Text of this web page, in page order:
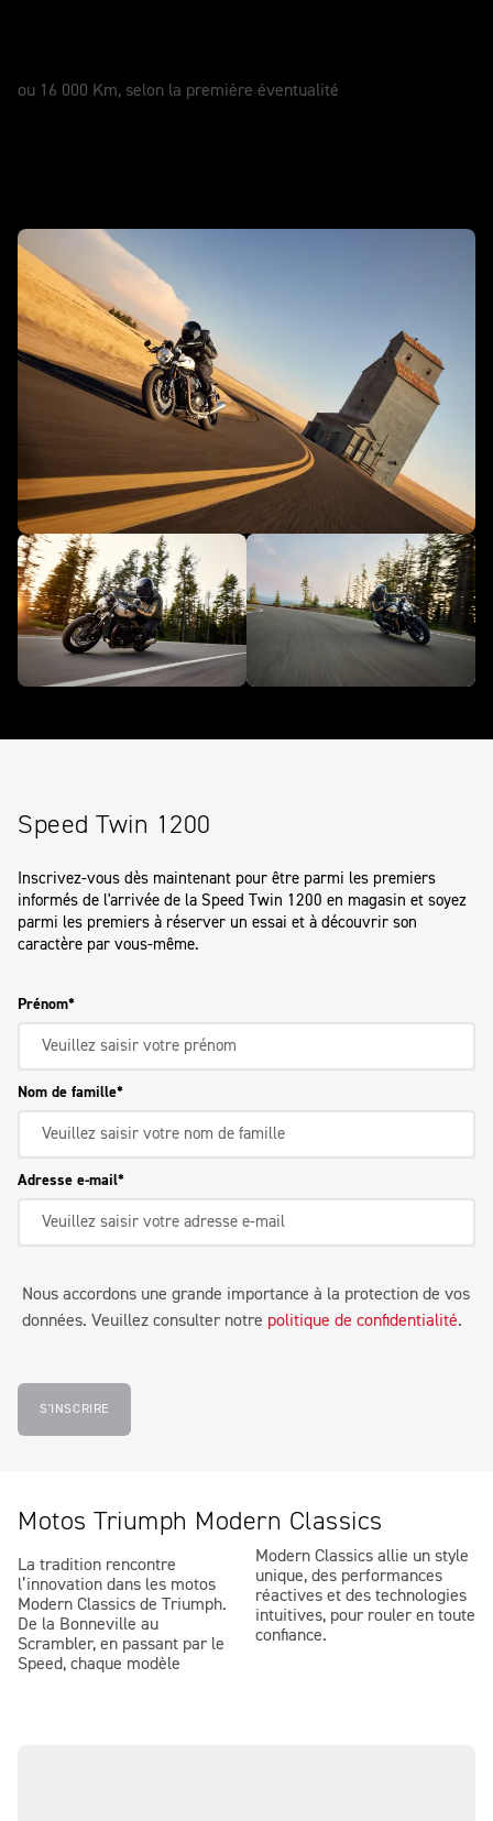
ou 16 000 Km, selon la première éventualité
Speed Twin 1200
Inscrivez-vous dès maintenant pour être parmi les premiers
informés de l'arrivée de la Speed Twin 1200 en magasin et soyez
parmi les premiers à réserver un essai et à découvrir son
caractère par vous-même.
Prénom
Nom de famille
Adresse e-mail
Nous accordons une grande importance à la protection de vos
données. Veuillez consulter notre politique de confidentialité.
S'INSCRIRE
Motos Triumph Modern Classics
La tradition rencontre
l’innovation dans les motos
Modern Classics de Triumph.
De la Bonneville au
Scrambler, en passant par le
Speed, chaque modèle
Modern Classics allie un style
unique, des performances
réactives et des technologies
intuitives, pour rouler en toute
confiance.